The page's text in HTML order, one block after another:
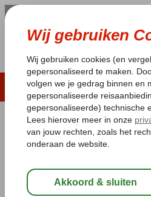
LAST MINUTE
Pakketgarantie
Home
Turkije Egeische kust
Rosary Beach
Logies en ontbijt